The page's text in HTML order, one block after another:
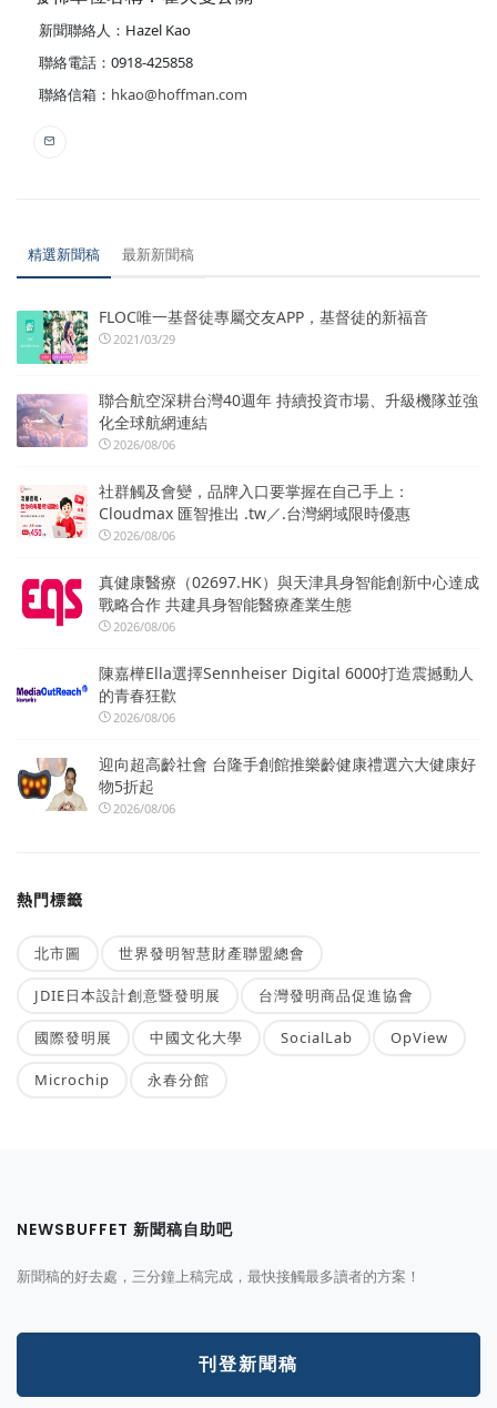
新聞聯絡人：Hazel Kao
聯絡電話：0918-425858
聯絡信箱： hkao@hoffman.com
精選新聞稿 最新新聞稿
FLOC唯一基督徒專屬交友APP，基督徒的新福音
2021/03/29
聯合航空深耕台灣40週年 持續投資市場、升級機隊並強
化全球航網連結
2026/08/06
社群觸及會變，品牌入口要掌握在自己手上：
Cloudmax 匯智推出 .tw／.台灣網域限時優惠
2026/08/06
真健康醫療（02697.HK）與天津具身智能創新中心達成
戰略合作 共建具身智能醫療產業生態
2026/08/06
陳嘉樺Ella選擇Sennheiser Digital 6000打造震撼動人
的青春狂歡
2026/08/06
迎向超高齡社會 台隆手創館推樂齡健康禮選六大健康好
物5折起
2026/08/06
熱門標籤
北市圖 世界發明智慧財產聯盟總會
JDIE日本設計創意暨發明展 台灣發明商品促進協會
國際發明展 中國文化大學 SocialLab OpView
Microchip 永春分館
NEWSBUFFET 新聞稿自助吧
新聞稿的好去處，三分鐘上稿完成，最快接觸最多讀者的方案！
刊登新聞稿